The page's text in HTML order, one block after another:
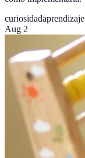
curiosidadaprendizaje
Aug 2